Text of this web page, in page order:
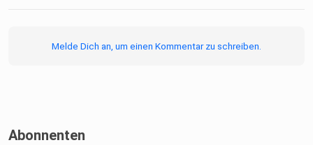
Melde Dich an, um einen Kommentar zu schreiben.
Abonnenten